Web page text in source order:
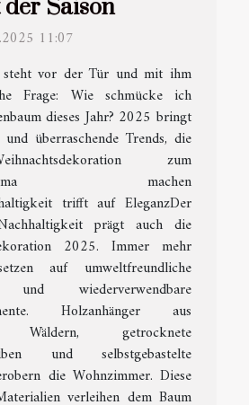
Saison
11:07
steht vor der Tür und mit ihm
Frage: Wie schmücke ich
dieses Jahr? 2025 bringt
überraschende Trends, die
zum
machen
trifft auf EleganzDer
prägt auch die
2025. Immer mehr
auf umweltfreundliche
und wiederverwendbare
Holzanhänger aus
Wäldern, getrocknete
und selbstgebastelte
die Wohnzimmer. Diese
verleihen dem Baum